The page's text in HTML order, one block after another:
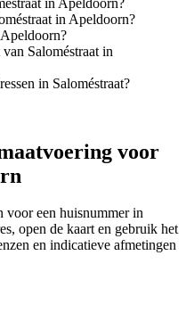
in Apeldoorn?
Saloméstraat in
in Saloméstraat?
voor
voor een huisnummer in
open de kaart en gebruik het
en indicatieve afmetingen